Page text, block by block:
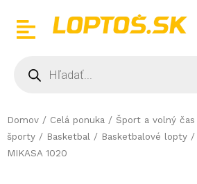
Domov / Celá ponuka / Šport a volný čas
športy / Basketbal / Basketbalové lopty /
MIKASA 1020